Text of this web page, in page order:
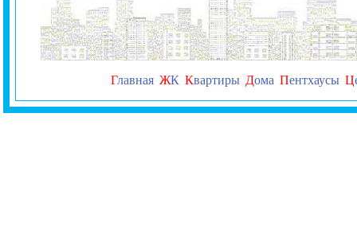
Главная ЖК Квартиры Дома Пентхаусы Ц